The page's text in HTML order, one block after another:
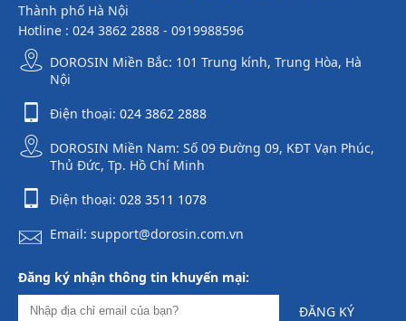
Thành phố Hà Nội
Hotline : 024 3862 2888 - 0919988596
DOROSIN Miền Bắc: 101 Trung kính, Trung Hòa, Hà
Nội
Điện thoại: 024 3862 2888
DOROSIN Miền Nam: Số 09 Đường 09, KĐT Vạn Phúc,
Thủ Đức, Tp. Hồ Chí Minh
Điện thoại: 028 3511 1078
Email: support@dorosin.com.vn
Đăng ký nhận thông tin khuyến mại:
ĐĂNG KÝ